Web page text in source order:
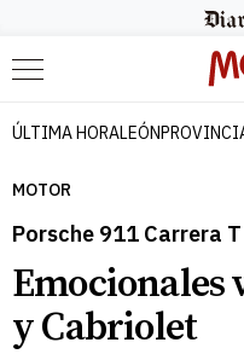
Menú
ÚLTIMA HORALEÓN
MOTOR
Porsche 911 Carrera T
Emocionales
y Cabriolet